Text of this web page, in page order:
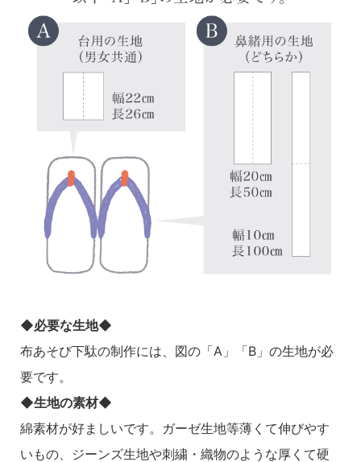
◆必要な生地◆
布あそび下駄の制作には、図の「A」「B」の生地が必
要です。
◆生地の素材◆
綿素材が好ましいです。ガーゼ生地等薄くて伸びやす
いもの、ジーンズ生地や刺繍・織物のような厚くて硬